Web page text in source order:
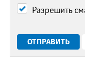
Разрешить